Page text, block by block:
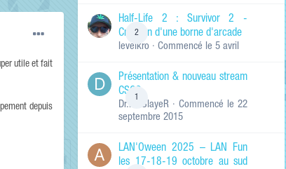
RECHERCHER LES
Titres et corps
Titres des
uniquement
utile et fait
depuis
2
Half-Life 2 : Survivor 2 -
Création d'une borne d'arcade
levelkro · Commencé le 5 avril
1
Présentation & nouveau stream
CSGO
Dr.KinSlayeR · Commencé le 22
septembre 2015
LAN'Oween 2025 – LAN Fun
les 17-18-19 octobre au sud